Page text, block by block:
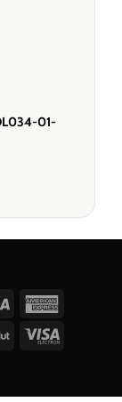
01-
Visa
RevolutVisa